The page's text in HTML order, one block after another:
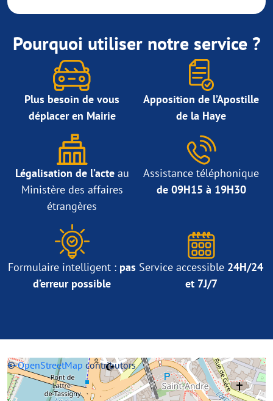
Pourquoi utiliser notre service ?
Plus besoin de vous
déplacer en Mairie
Apposition de l’Apostille
de la Haye
Légalisation de l’acteau
Ministère des affaires
étrangères
Assistance téléphonique
de 09H15 à 19H30
Formulaire intelligent : pas
d’erreur possible
Service accessible 24H/24
et 7J/7
+−
©OpenStreetMap contributors